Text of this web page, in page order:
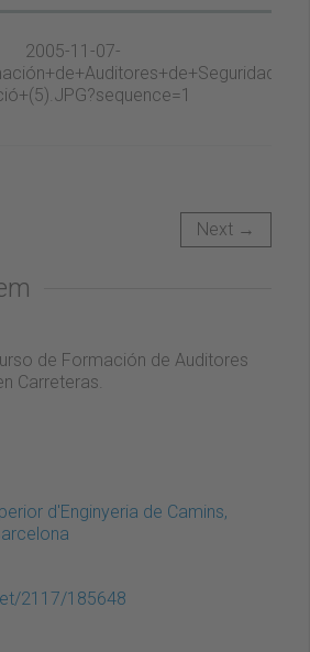
Next →
de Formación de Auditores
Carreteras.
d'Enginyeria de Camins,
2117/185648